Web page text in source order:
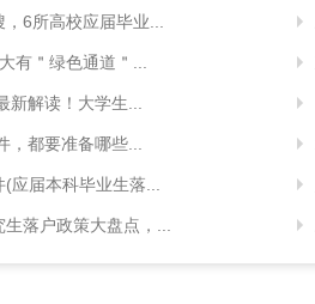
6所高校应届毕业...
有＂绿色通道＂...
解读！大学生...
都要准备哪些...
应届本科毕业生落...
落户政策大盘点，...